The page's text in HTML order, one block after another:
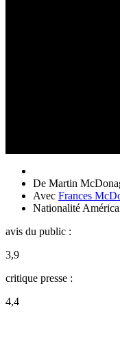
De Martin
Avec Frances
Nationalité
avis du public :
3,9
critique presse :
4,4